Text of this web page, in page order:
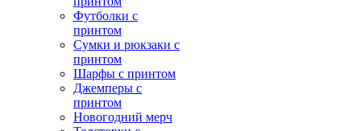
Футболки с
принтом
Сумки и рюкзаки с
принтом
Шарфы с принтом
Джемперы с
принтом
Новогодний мерч